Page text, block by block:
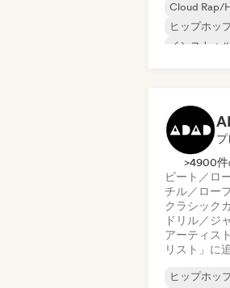
Cloud Rap/
ヒップホッ
インストゥ
チル／ロー
>4900
ビート／ロ
チル／ロー
クラシック
ドリル／ジ
アーティス
リスト」に
ヒップホッ